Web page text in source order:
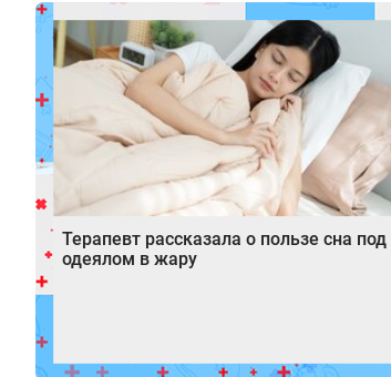
Терапевт рассказала о пользе сна под
одеялом в жару